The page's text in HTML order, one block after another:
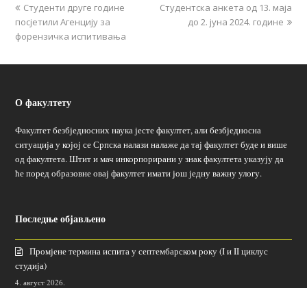
Студенти друге године
посјетили Агенцију за
форензичка испитивања
Студентска анкета од 13. маја
до 2. јуна 2024. године
О факултету
Факултет безбједносних наука јесте факултет, али безбједносна
ситуација у којој се Српска налази налаже да тај факултет буде и више
од факултета. Штит и мач инкорпорирани у знак факултета указују да
ће поред образовне овај факултет имати још једну важну улогу.
Последње објављено
Промјене термина испита у септембарском року (I и II циклус
студија)
4. август 2026.